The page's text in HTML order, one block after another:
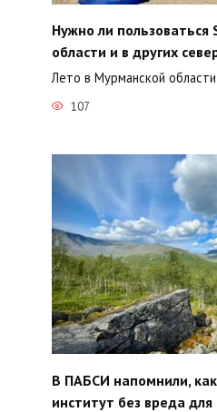
Нужно ли пользоваться
области и в других
Лето в Мурманской
107
В ПАБСИ напомнили,
институт без вреда